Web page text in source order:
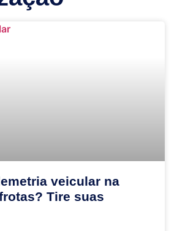
veicular na
Tire suas